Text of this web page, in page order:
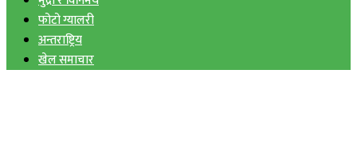
फोटो ग्यालरी
अन्तराष्ट्रिय
खेल समाचार